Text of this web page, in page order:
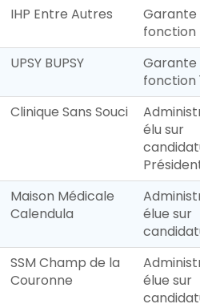
IHP Entre Autres
Garante
fonction 5
UPSY BUPSY
Garante
fonction 1
Clinique Sans Souci
élu sur
Président
Maison Médicale
Calendula
élue sur
SSM Champ de la
Couronne
élue sur